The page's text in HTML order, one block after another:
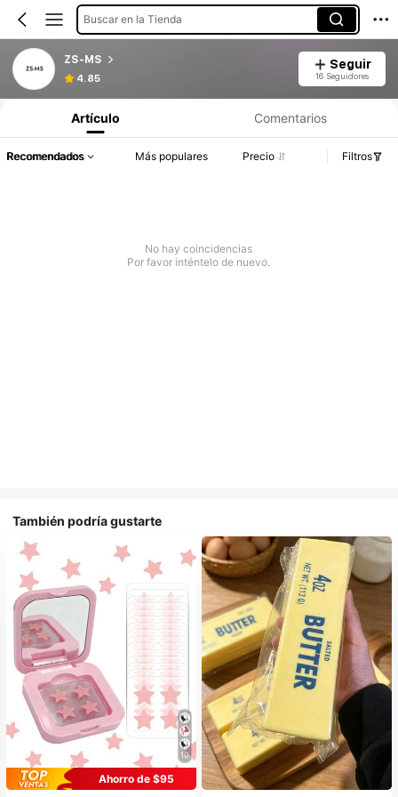
Buscar en la Tienda
ZS-MS
4.85
Seguir
16 Seguidores
Artículo Comentarios
Recomendados Más populares Precio Filtros
No hay coincidencias
Por favor inténtelo de nuevo.
También podría gustarte
10
Ahorro de $95